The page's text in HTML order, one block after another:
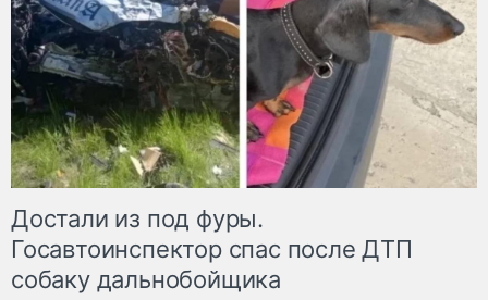
Достали из под фуры.
Госавтоинспектор спас после ДТП
собаку дальнобойщика